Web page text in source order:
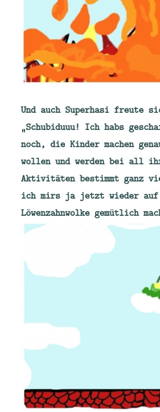
Und auch Superhasi freute
„Schubiduuu! Ich habs
noch, die Kinder machen
wollen und werden bei all
Aktivitäten bestimmt ganz
ich mirs ja jetzt wieder auf
Löwenzahnwolke gemütlich